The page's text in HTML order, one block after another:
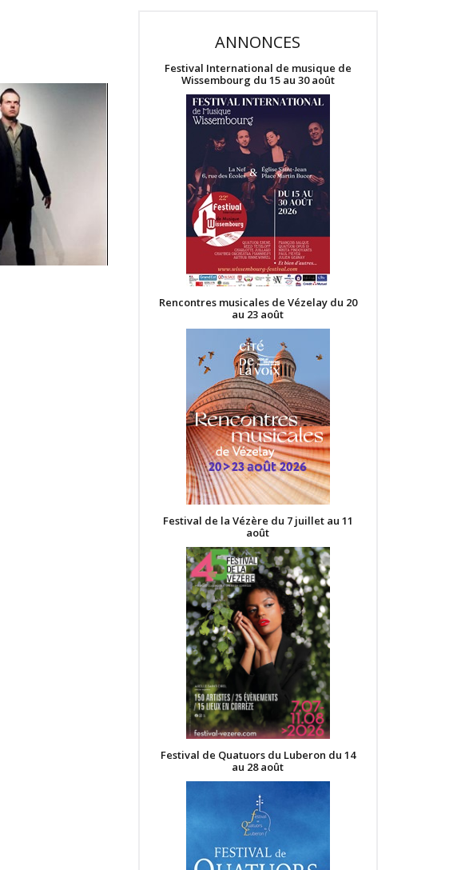
ANNONCES
Festival International de musique de
Wissembourg du 15 au 30 août
Rencontres musicales de Vézelay du 20
au 23 août
Festival de la Vézère du 7 juillet au 11
août
Festival de Quatuors du Luberon du 14
au 28 août